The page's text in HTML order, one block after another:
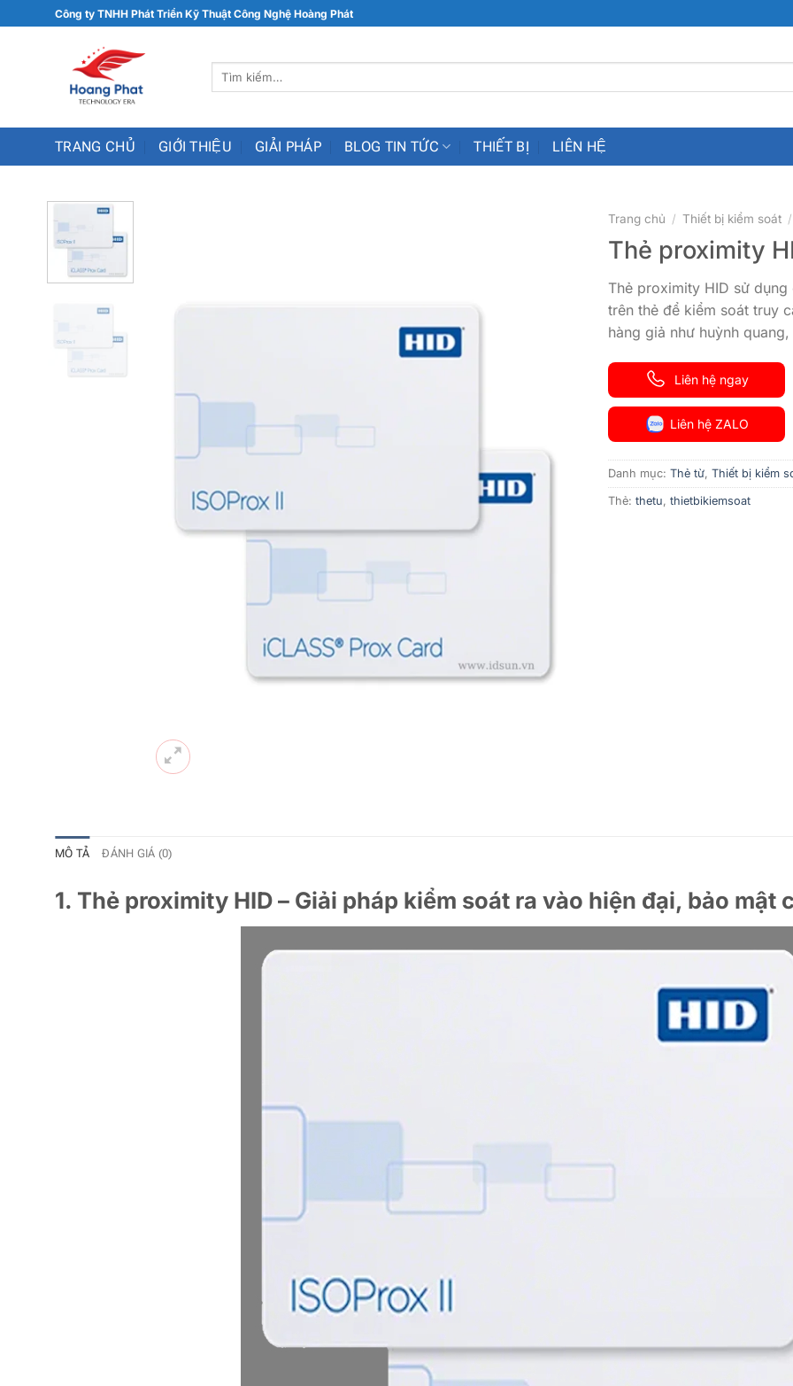
đến
Công ty TNHH Phát Triển Kỹ Thuật Công Nghệ Hoàng Phát
Tìm
TRANG CHỦ GIỚI THIỆU GIẢI PHÁP BLOG TIN TỨC THIẾT BỊ LIÊN HỆ
Trang chủ / Thiết bị kiểm soát /
Thẻ proximity
Thẻ proximity HID sử
trên thẻ để kiểm soát truy
hàng giả như huỳnh
Liên hệ ngay
Liên hệ ZALO
Danh mục: Thẻ từ, Thiết bị kiểm
Thẻ: thetu, thietbikiemsoat
MÔ TẢ ĐÁNH GIÁ (0)
1. Thẻ proximity HID – Giải pháp kiểm soát ra vào hiện đại, bảo mật